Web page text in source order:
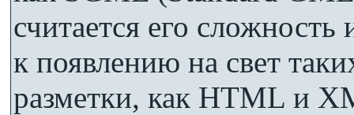
считается его
к появлению на свет
разметки, как HTML и